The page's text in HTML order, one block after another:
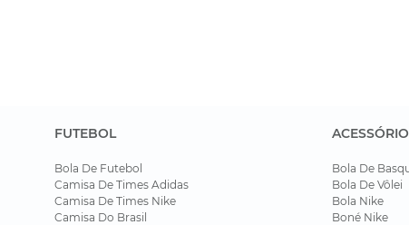
FUTEBOL
Bola De Futebol
Camisa De Times Adidas
Camisa De Times Nike
Camisa Do Brasil
Bola De
Bola De Vôlei
Bola Nike
Boné Nike